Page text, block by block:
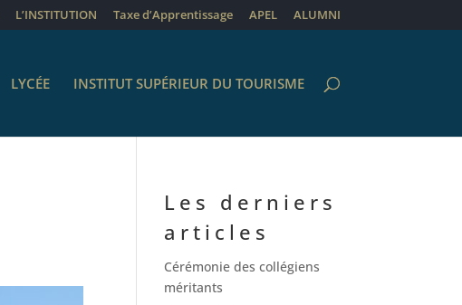
L’INSTITUTION Taxe d’Apprentissage APEL ALUMNI
LYCÉE INSTITUT SUPÉRIEUR DU TOURISME
Les derniers
articles
Cérémonie des collégiens
méritants